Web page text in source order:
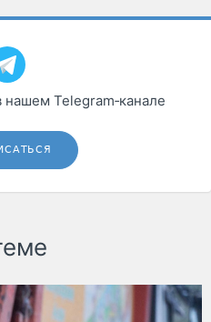
нашем Telegram‑канале